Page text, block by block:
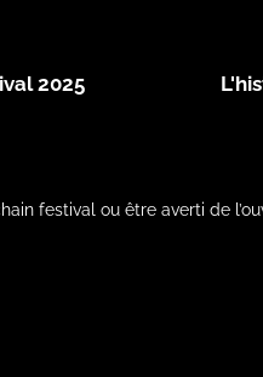
2025
festival ou être averti de